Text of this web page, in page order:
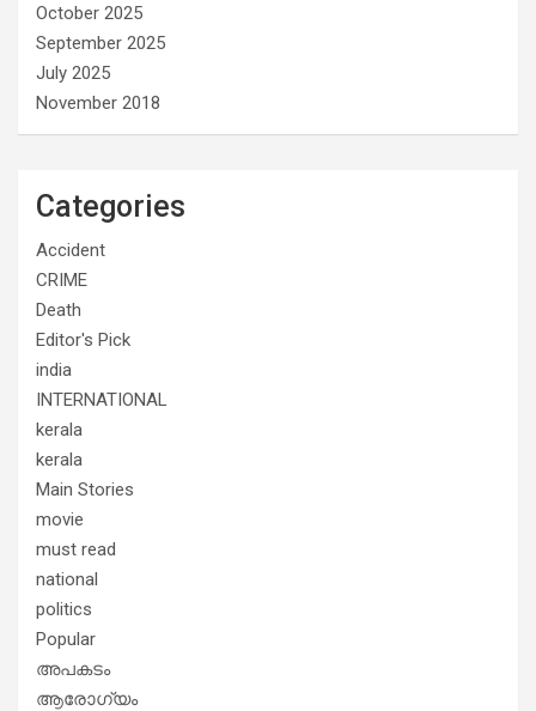
October 2025
September 2025
July 2025
November 2018
Categories
Accident
CRIME
Death
Editor's Pick
india
INTERNATIONAL
kerala
kerala
Main Stories
movie
must read
national
politics
Popular
അപകടം
ആരോഗ്യം